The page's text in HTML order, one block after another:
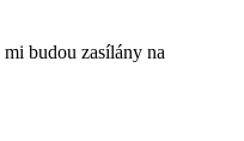
budou zasílány na